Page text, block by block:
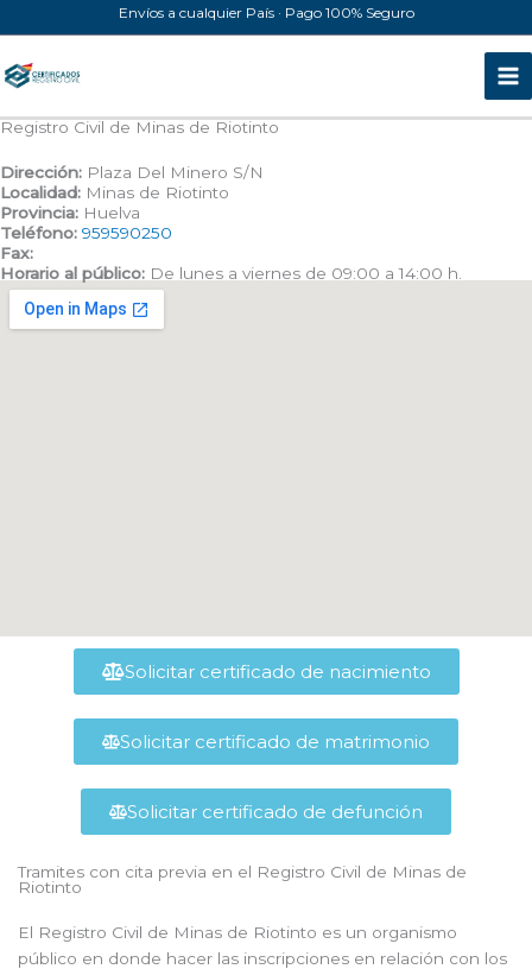
al
contenido
Envíos a cualquier País · Pago 100% Seguro
Registro Civil de Minas de Riotinto
Dirección: Plaza Del Minero S/N
Localidad: Minas de Riotinto
Provincia: Huelva
Teléfono: 959590250
Fax:
Horario al público: De lunes a viernes de 09:00 a 14:00 h.
Solicitar certificado de nacimiento
Solicitar certificado de matrimonio
Solicitar certificado de defunción
Tramites con cita previa en el Registro Civil de Minas de
Riotinto
El Registro Civil de Minas de Riotinto es un organismo
público en donde hacer las inscripciones en relación con los